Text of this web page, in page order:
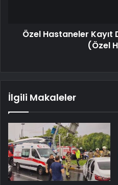
Özel Hastaneler Kayıt
(Özel
İlgili Makaleler